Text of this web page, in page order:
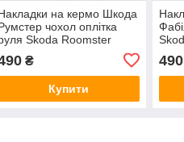
на кермо Шкода
чохол оплітка
Skoda Roomster
₴
Купити
490